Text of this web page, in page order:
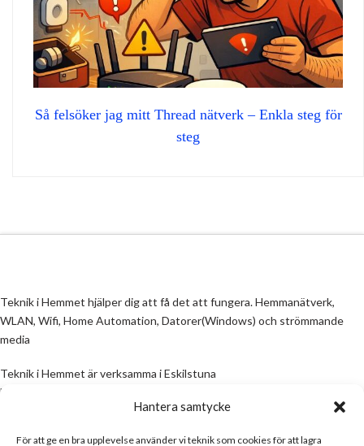
Hantera samtycke
För att ge en bra upplevelse använder vi teknik som cookies för att lagra
Så felsöker jag mitt Thread nätverk – Enkla steg för
steg
Teknik i Hemmet hjälper dig att få det att fungera. Hemmanätverk,
WLAN, Wifi, Home Automation, Datorer(Windows) och strömmande
media
Teknik i Hemmet är verksamma i Eskilstuna
Email: